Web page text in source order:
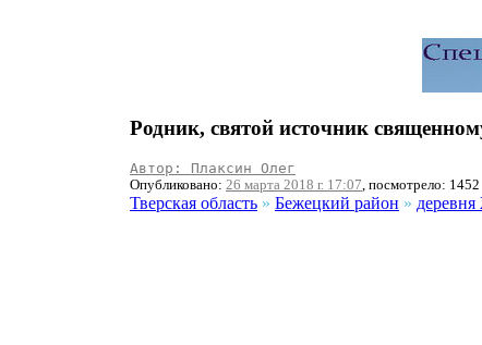
Родник, святой источник
Автор: Плаксин Олег
Опубликовано: 26 марта 2018 г. 17:07, посмотрело: 1452
Тверская область » Бежецкий район »